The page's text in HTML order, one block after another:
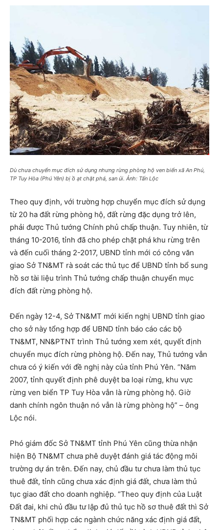
Dù chưa chuyển mục đích sử dụng nhưng rừng phòng hộ ven biển xã An Phú,
TP Tuy Hòa (Phú Yên) bị ồ ạt chặt phá, san ủi. Ảnh: Tấn Lộc
Theo quy định, với trường hợp chuyển mục đích sử dụng
từ 20 ha đất rừng phòng hộ, đất rừng đặc dụng trở lên,
phải được Thủ tướng Chính phủ chấp thuận. Tuy nhiên, từ
tháng 10-2016, tỉnh đã cho phép chặt phá khu rừng trên
và đến cuối tháng 2-2017, UBND tỉnh mới có công văn
giao Sở TN&MT rà soát các thủ tục để UBND tỉnh bổ sung
hồ sơ tài liệu trình Thủ tướng chấp thuận chuyển mục
đích đất rừng phòng hộ.
Đến ngày 12-4, Sở TN&MT mới kiến nghị UBND tỉnh giao
cho sở này tổng hợp để UBND tỉnh báo cáo các bộ
TN&MT, NN&PTNT trình Thủ tướng xem xét, quyết định
chuyển mục đích rừng phòng hộ. Đến nay, Thủ tướng vẫn
chưa có ý kiến với đề nghị này của tỉnh Phú Yên. “Năm
2007, tỉnh quyết định phê duyệt ba loại rừng, khu vực
rừng ven biển TP Tuy Hòa vẫn là rừng phòng hộ. Giờ
danh chính ngôn thuận nó vẫn là rừng phòng hộ” – ông
Lộc nói.
Phó giám đốc Sở TN&MT tỉnh Phú Yên cũng thừa nhận
hiện Bộ TN&MT chưa phê duyệt đánh giá tác động môi
trường dự án trên. Đến nay, chủ đầu tư chưa làm thủ tục
thuê đất, tỉnh cũng chưa xác định giá đất, chưa làm thủ
tục giao đất cho doanh nghiệp. “Theo quy định của Luật
Đất đai, khi chủ đầu tư lập đủ thủ tục hồ sơ thuê đất thì Sở
TN&MT phối hợp các ngành chức năng xác định giá đất,